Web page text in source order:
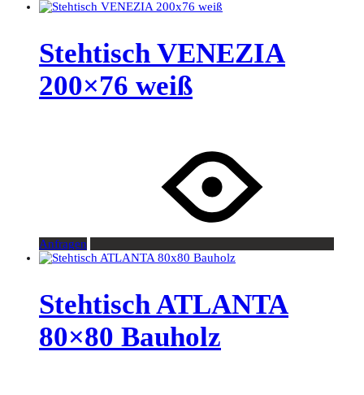
Stehtisch VENEZIA
200×76 weiß
Anfragen
Stehtisch ATLANTA
80×80 Bauholz